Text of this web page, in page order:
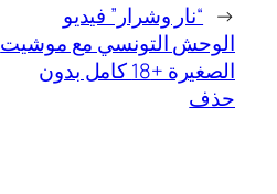
← “نار وشرار” فيديو
الوحش التونسي مع موشيت
الصغيرة +18 كامل بدون
حذف